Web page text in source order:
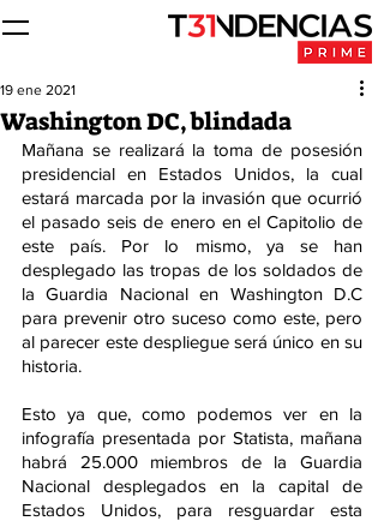
Washington DC, blindada
19 ene 2021
Mañana se realizará la toma de posesión
presidencial en Estados Unidos, la cual
estará marcada por la invasión que ocurrió
el pasado seis de enero en el Capitolio de
este país. Por lo mismo, ya se han
desplegado las tropas de los soldados de
la Guardia Nacional en Washington D.C
para prevenir otro suceso como este, pero
al parecer este despliegue será único en su
historia.
Esto ya que, como podemos ver en la
infografía presentada por Statista, mañana
habrá 25.000 miembros de la Guardia
Nacional desplegados en la capital de
Estados Unidos, para resguardar esta